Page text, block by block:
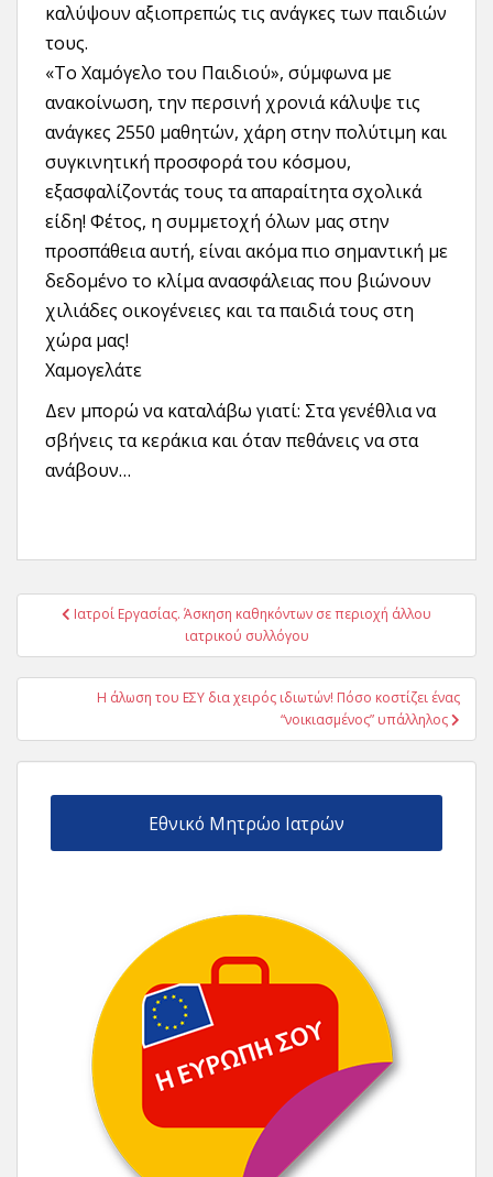
καλύψουν αξιοπρεπώς τις ανάγκες των παιδιών
τους.
«Το Χαμόγελο του Παιδιού», σύμφωνα με
ανακοίνωση, την περσινή χρονιά κάλυψε τις
ανάγκες 2550 μαθητών, χάρη στην πολύτιμη και
συγκινητική προσφορά του κόσμου,
εξασφαλίζοντάς τους τα απαραίτητα σχολικά
είδη! Φέτος, η συμμετοχή όλων μας στην
προσπάθεια αυτή, είναι ακόμα πιο σημαντική με
δεδομένο το κλίμα ανασφάλειας που βιώνουν
χιλιάδες οικογένειες και τα παιδιά τους στη
χώρα μας!
Χαμογελάτε
Δεν μπορώ να καταλάβω γιατί: Στα γενέθλια να
σβήνεις τα κεράκια και όταν πεθάνεις να στα
ανάβουν…
Πλοήγηση
Ιατροί Εργασίας. Άσκηση καθηκόντων σε περιοχή άλλου
ιατρικού συλλόγου
Η άλωση του ΕΣΥ δια χειρός ιδιωτών! Πόσο κοστίζει ένας
“νοικιασμένος” υπάλληλος
Εθνικό Μητρώο Ιατρών